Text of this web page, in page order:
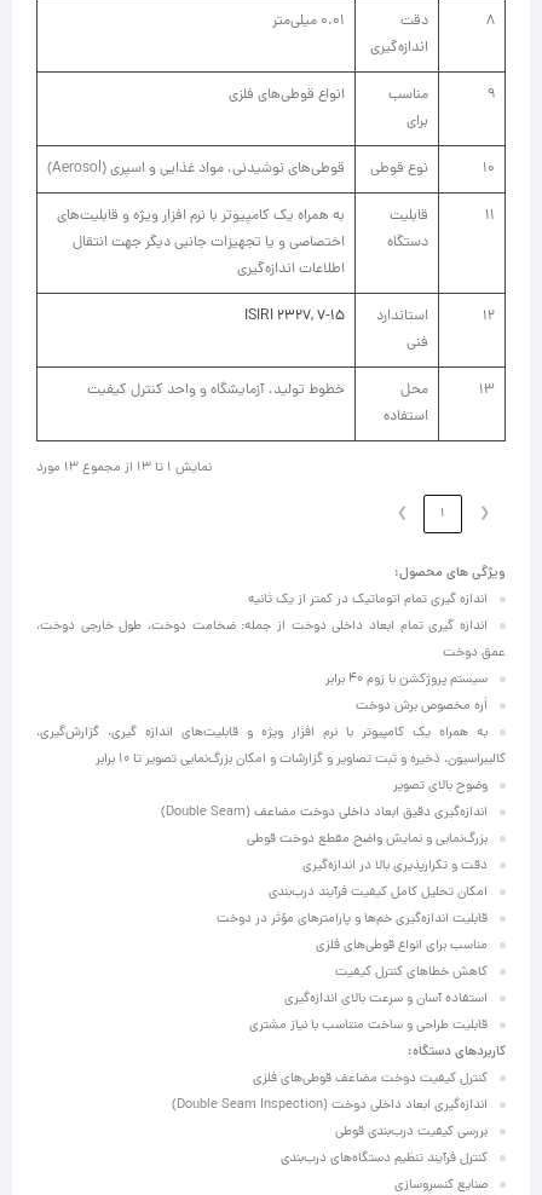
8
دقت
اندازه‌گیری
0.01 ميلی‌متر
9
مناسب
برای
انواع قوطی‌های فلزی
10 نوع قوطی قوطی‌های نوشيدنی، مواد غذايی و اسپری (Aerosol)
11
قابلیت
دستگاه
به همراه یک کامپیوتر با نرم افزار ویژه و قابلیت‌های
اختصاصی و یا تجهیزات جانبی دیگر جهت انتقال
اطلاعات اندازه‌گیری
12
استاندارد
فنی
ISIRI 2327, 7-15
13
محل
استفاده
خطوط تولید، آزمایشگاه و واحد کنترل کیفیت
نمایش 1 تا 13 از مجموع 13 مورد
❮
1
❯
ویژگی های محصول:
اندازه گیری تمام اتوماتیک در کمتر از یک ثانیه
اندازه گیری تمام ابعاد داخلی دوخت از جمله: ضخامت دوخت، طول خارجی دوخت،
عمق دوخت
سیستم پروژکشن با زوم 40 برابر
اَره مخصوص برش دوخت
به همراه یک کامپیوتر با نرم افزار ویژه و قابلیت‌های اندازه گیری، گزارش‌گیری،
کالیبراسیون، ذخیره و ثبت تصاویر و گزارشات و امکان بزرگ‌نمایی تصویر تا 10 برابر
وضوح بالای تصویر
اندازه‌گیری دقیق ابعاد داخلی دوخت مضاعف (Double Seam)
بزرگ‌نمایی و نمایش واضح مقطع دوخت قوطی
دقت و تکرارپذیری بالا در اندازه‌گیری
امکان تحلیل کامل کیفیت فرآیند درب‌بندی
قابلیت اندازه‌گیری خم‌ها و پارامترهای مؤثر در دوخت
مناسب برای انواع قوطی‌های فلزی
کاهش خطاهای کنترل کیفیت
استفاده آسان و سرعت بالای اندازه‌گیری
قابلیت طراحی و ساخت متناسب با نیاز مشتری
کاربردهای دستگاه:
کنترل کیفیت دوخت مضاعف قوطی‌های فلزی
اندازه‌گیری ابعاد داخلی دوخت (Double Seam Inspection)
بررسی کیفیت درب‌بندی قوطی
کنترل فرآیند تنظیم دستگاه‌های درب‌بندی
صنایع کنسروسازی